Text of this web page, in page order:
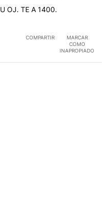
OJ. TE A 1400.
COMPARTIR
MARCAR
COMO
INAPROPIADO